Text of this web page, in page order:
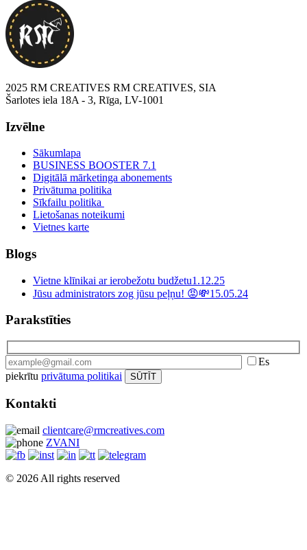
2025 RM CREATIVES RM CREATIVES, SIA
Šarlotes iela 18A - 3, Rīga, LV-1001
Izvēlne
Sākumlapa
BUSINESS BOOSTER 7.1
Digitālā mārketinga abonements
Privātuma politika
Sīkfailu politika
Lietošanas noteikumi
Vietnes karte
Blogs
Vietne klīnikai ar ierobežotu budžetu1.12.25
Jūsu administrators zog jūsu peļņu! 😡💸15.05.24
Parakstīties
Es
piekrītu privātuma politikai
Kontakti
clientcare@rmcreatives.com
ZVANI
© 2026 All rights reserved